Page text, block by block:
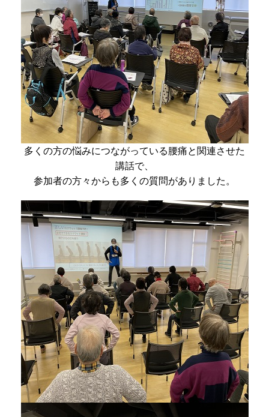
多くの方の悩みにつながっている腰痛と関連させた
講話で、
参加者の方々からも多くの質問がありました。